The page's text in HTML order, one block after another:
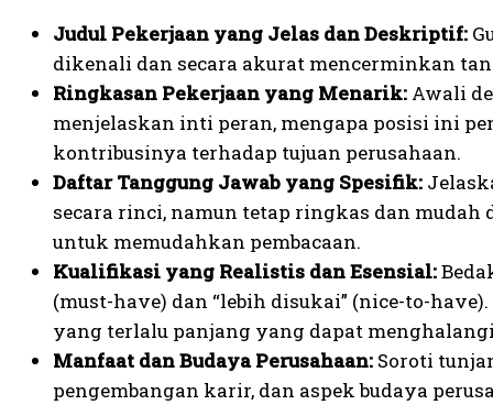
Judul Pekerjaan yang Jelas dan Deskriptif:
dikenali dan secara akurat mencerminkan
Ringkasan Pekerjaan yang Menarik: Awali
menjelaskan inti peran, mengapa posisi ini
kontribusinya terhadap tujuan perusahaan.
Daftar Tanggung Jawab yang Spesifik:
secara rinci, namun tetap ringkas dan
untuk memudahkan pembacaan.
Kualifikasi yang Realistis dan Esensial:
(must-have) dan “lebih disukai” (nice-to-
yang terlalu panjang yang dapat
Manfaat dan Budaya Perusahaan: Soroti
pengembangan karir, dan aspek budaya